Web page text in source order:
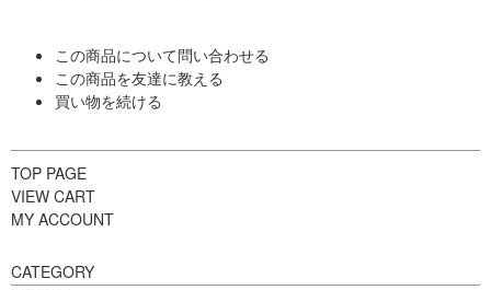
この商品について問い合わせる
この商品を友達に教える
買い物を続ける
TOP PAGE
VIEW CART
MY ACCOUNT
CATEGORY